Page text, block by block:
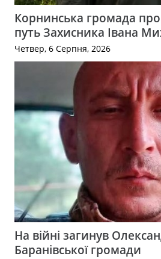
Корнинська громада
путь Захисника Івана
Четвер, 6 Серпня, 2026
На війні загинув
Баранівської громади